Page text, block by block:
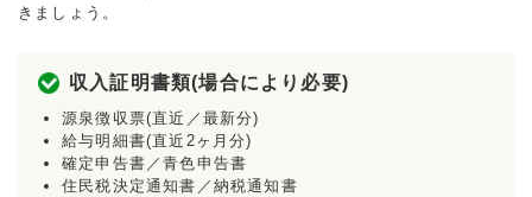
きましょう。
収入証明書類(場合により必要)
源泉徴収票(直近／最新分)
給与明細書(直近2ヶ月分)
確定申告書／青色申告書
住民税決定通知書／納税通知書